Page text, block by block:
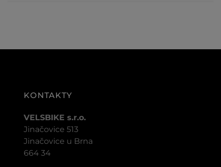
KONTAKTY
VELSBIKE s.r.o.
Jinačovice 513
Jinačovice u Brna
664 34